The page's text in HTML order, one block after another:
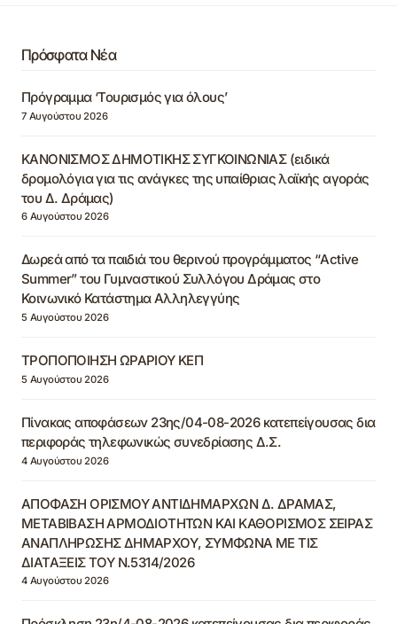
Πρόσφατα Νέα
Πρόγραμμα ‘Τουρισμός για όλους’
7 Αυγούστου 2026
ΚΑΝΟΝΙΣΜΟΣ ΔΗΜΟΤΙΚΗΣ ΣΥΓΚΟΙΝΩΝΙΑΣ (ειδικά
δρομολόγια για τις ανάγκες της υπαίθριας λαϊκής αγοράς
του Δ. Δράμας)
6 Αυγούστου 2026
Δωρεά από τα παιδιά του θερινού προγράμματος “Active
Summer” του Γυμναστικού Συλλόγου Δράμας στο
Κοινωνικό Κατάστημα Αλληλεγγύης
5 Αυγούστου 2026
ΤΡΟΠΟΠΟΙΗΣΗ ΩΡΑΡΙΟΥ ΚΕΠ
5 Αυγούστου 2026
Πίνακας αποφάσεων 23ης/04-08-2026 κατεπείγουσας δια
περιφοράς τηλεφωνικώς συνεδρίασης Δ.Σ.
4 Αυγούστου 2026
ΑΠΟΦΑΣΗ ΟΡΙΣΜΟΥ ΑΝΤΙΔΗΜΑΡΧΩΝ Δ. ΔΡΑΜΑΣ,
ΜΕΤΑΒΙΒΑΣΗ ΑΡΜΟΔΙΟΤΗΤΩΝ ΚΑΙ ΚΑΘΟΡΙΣΜΟΣ ΣΕΙΡΑΣ
ΑΝΑΠΛΗΡΩΣΗΣ ΔΗΜΑΡΧΟΥ, ΣΥΜΦΩΝΑ ΜΕ ΤΙΣ
ΔΙΑΤΑΞΕΙΣ ΤΟΥ Ν.5314/2026
4 Αυγούστου 2026